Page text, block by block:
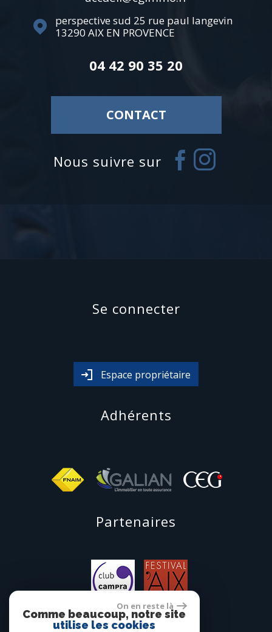
perspective sud 25 rue paul langevin
13290 AIX EN PROVENCE
04 42 90 35 20
CONTACT
Nous suivre sur
Se connecter
Espace propriétaire
Adhérents
Partenaires
On en reste là
Comme beaucoup, notre site
utilise les cookies